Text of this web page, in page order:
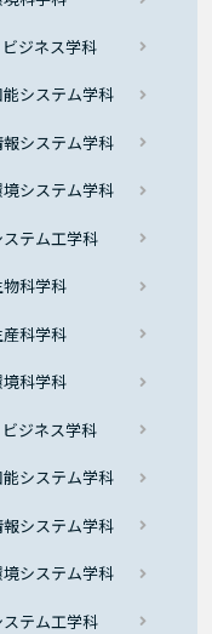
ジネス学科
システム学科
システム学科
システム学科
テム工学科
科学科
科学科
科学科
ジネス学科
システム学科
システム学科
システム学科
テム工学科